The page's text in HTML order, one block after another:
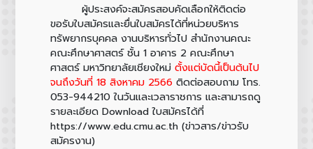
ผู้ประสงค์จะสมัครสอบคัดเลือกให้ติดต่อ
ขอรับใบสมัครและยื่นใบสมัครได้ที่หน่วยบริหาร
ทรัพยากรบุคคล งานบริหารทั่วไป สำนักงานคณะ
คณะศึกษาศาสตร์ ชั้น 1 อาคาร 2 คณะศึกษา
ศาสตร์ มหาวิทยาลัยเชียงใหม่ ตั้งแต่บัดนี้เป็นต้นไป
จนถึงวันที่ 18 สิงหาคม 2566 ติดต่อสอบถาม โทร.
053-944210 ในวันและเวลาราชการ และสามารถดู
รายละเอียด Download ใบสมัครได้ที่
https://www.edu.cmu.ac.th (ข่าวสาร/ข่าวรับ
สมัครงาน)